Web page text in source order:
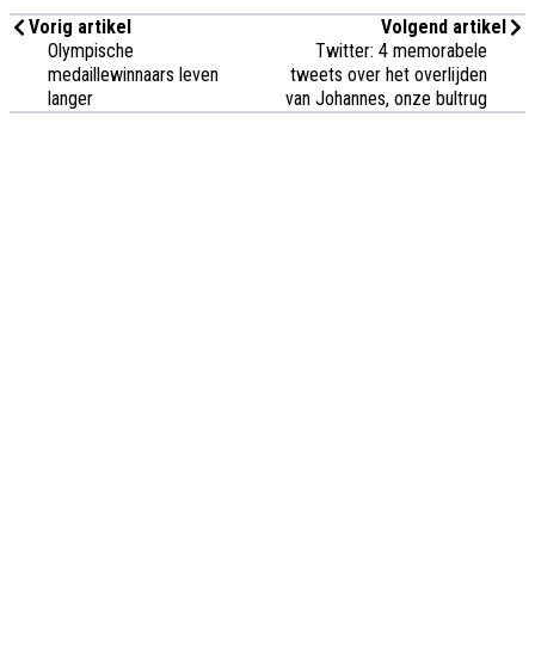
Vorig artikel
Olympische
medaillewinnaars leven
langer
Volgend artikel
Twitter: 4 memorabele
tweets over het overlijden
van Johannes, onze bultrug